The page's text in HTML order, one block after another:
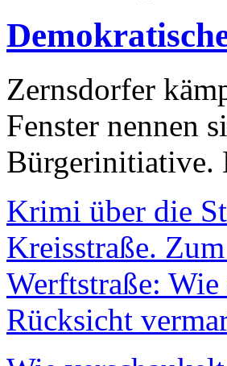
Zernsdorfer
Fenster nennen
Bürgerinitiative.
Krimi über die
Kreisstraße.
Werftstraße:
Rücksicht